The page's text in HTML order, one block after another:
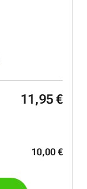
11 ,95 €
10,00 €